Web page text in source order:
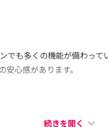
も多くの機能が備わっ
心感があります。
続きを開く